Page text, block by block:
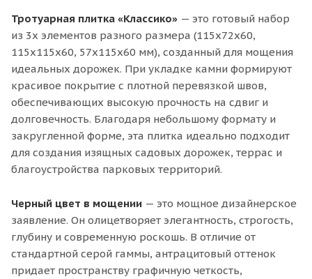
Тротуарная плитка «Классико» — это готовый набор
из 3х элементов разного размера (115х72х60,
115х115х60, 57х115х60 мм), созданный для мощения
идеальных дорожек. При укладке камни формируют
красивое покрытие с плотной перевязкой швов,
обеспечивающих высокую прочность на сдвиг и
долговечность. Благодаря небольшому формату и
закругленной форме, эта плитка идеально подходит
для создания изящных садовых дорожек, террас и
благоустройства парковых территорий.
Черный цвет в мощении — это мощное дизайнерское
заявление. Он олицетворяет элегантность, строгость,
глубину и современную роскошь. В отличие от
стандартной серой гаммы, антрацитовый оттенок
придает пространству графичную четкость,